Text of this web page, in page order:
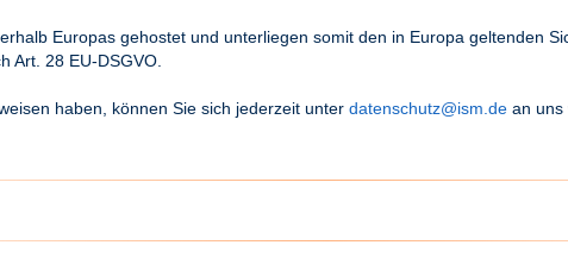
Europas gehostet und unterliegen somit den in Europa geltenden
Art. 28 EU-DSGVO.
haben, können Sie sich jederzeit unter datenschutz@ism.de an uns